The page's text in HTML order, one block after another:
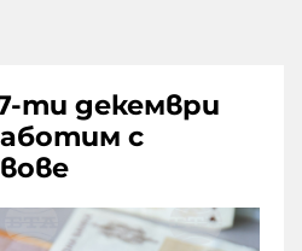
ти декември
с